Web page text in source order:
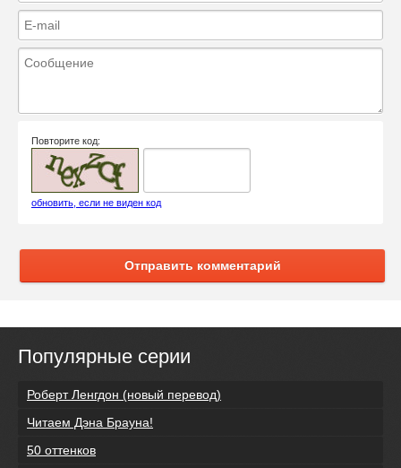
Повторите код:
обновить, если не виден код
Отправить комментарий
Популярные серии
Роберт Ленгдон (новый перевод)
Читаем Дэна Брауна!
50 оттенков